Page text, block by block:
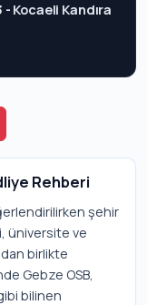
- Kocaeli Kandıra
Rehberi
şehir
üniversite ve
birlikte
Gebze OSB,
bilinen